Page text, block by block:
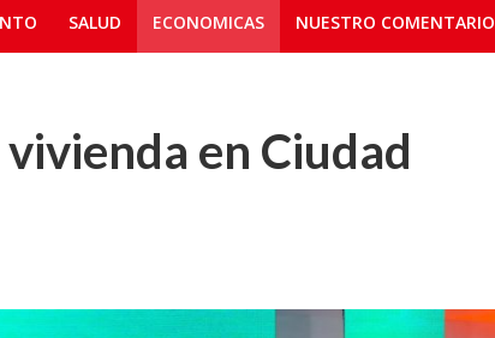
SALUD ECONOMICAS NUESTRO COMENTARIO
en Ciudad